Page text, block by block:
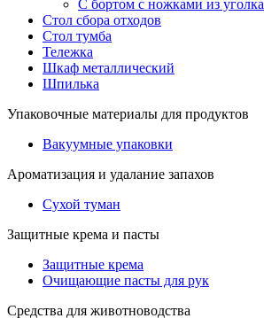
С бортом с ножками из уголка
Стол сбора отходов
Стол тумба
Тележка
Шкаф металлический
Шпилька
Упаковочные материалы для продуктов
Вакуумные упаковки
Ароматизация и удалание запахов
Сухой туман
Защитные крема и пасты
Защитные крема
Очищающие пасты для рук
Средства для животноводства